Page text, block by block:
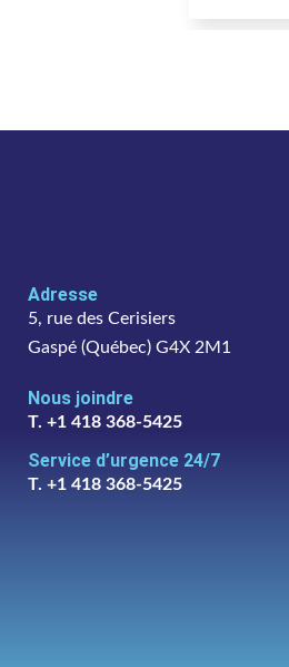
Adresse
5, rue des Cerisiers
Gaspé (Québec) G4X 2M1
Nous joindre
T. +1 418 368-5425
Service d’urgence 24/7
T. +1 418 368-5425